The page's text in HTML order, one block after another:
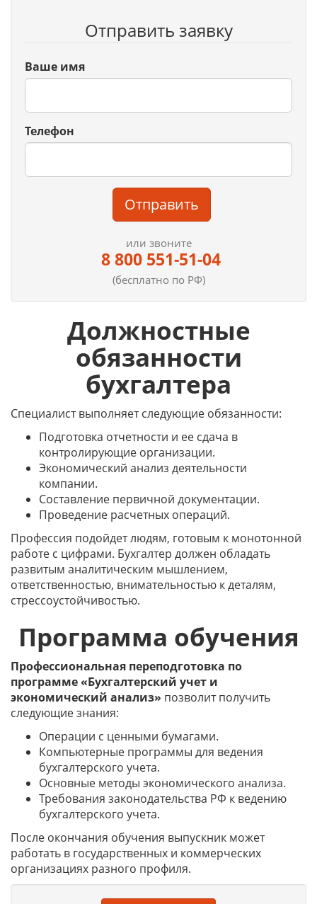
Отправить заявку
Ваше имя
Телефон
Отправить
или звоните
8 800 551-51-04
(бесплатно по РФ)
Должностные
обязанности
бухгалтера
Специалист выполняет следующие обязанности:
Подготовка отчетности и ее сдача в
контролирующие организации.
Экономический анализ деятельности
компании.
Составление первичной документации.
Проведение расчетных операций.
Профессия подойдет людям, готовым к монотонной
работе с цифрами. Бухгалтер должен обладать
развитым аналитическим мышлением,
ответственностью, внимательностью к деталям,
стрессоустойчивостью.
Программа обучения
Профессиональная переподготовка по
программе «Бухгалтерский учет и
экономический анализ» позволит получить
следующие знания:
Операции с ценными бумагами.
Компьютерные программы для ведения
бухгалтерского учета.
Основные методы экономического анализа.
Требования законодательства РФ к ведению
бухгалтерского учета.
После окончания обучения выпускник может
работать в государственных и коммерческих
организациях разного профиля.